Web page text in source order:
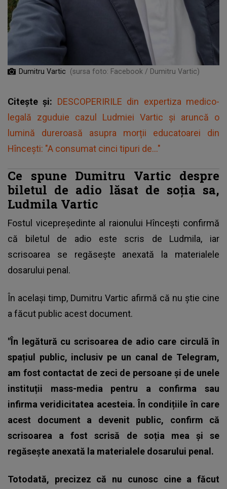
Dumitru Vartic (sursa foto: Facebook / Dumitru Vartic)
Citește și: DESCOPERIRILE din expertiza medico-
legală zguduie cazul Ludmiei Vartic și aruncă o
lumină dureroasă asupra morții educatoarei din
Hîncești: "A consumat cinci tipuri de..."
Ce spune Dumitru Vartic despre
biletul de adio lăsat de soția sa,
Ludmila Vartic
Fostul vicepreședinte al raionului Hîncești confirmă
că biletul de adio este scris de Ludmila, iar
scrisoarea se regăsește anexată la materialele
dosarului penal.
În același timp, Dumitru Vartic afirmă că nu știe cine
a făcut public acest document.
"În legătură cu scrisoarea de adio care circulă în
spațiul public, inclusiv pe un canal de Telegram,
am fost contactat de zeci de persoane și de unele
instituții mass-media pentru a confirma sau
infirma veridicitatea acesteia. În condițiile în care
acest document a devenit public, confirm că
scrisoarea a fost scrisă de soția mea și se
regăsește anexată la materialele dosarului penal.
Totodată, precizez că nu cunosc cine a făcut